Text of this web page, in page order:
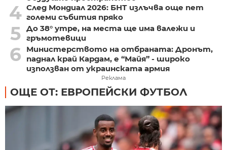
4 След Мондиал 2026: БНТ излъчва още пет
големи събития пряко
5 До 38° утре, на места ще има валежи и
гръмотевици
6
Министерството на отбраната: Дронът,
паднал край Кардам, е “Майя” - широко
използван от украинската армия
Реклама
ОЩЕ ОТ: ЕВРОПЕЙСКИ ФУТБОЛ